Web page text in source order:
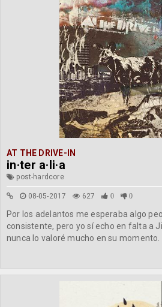
AT THE DRIVE-IN
in·ter a·li·a
post-hardcore
08-05-2017 627 0 0
Por los adelantos me esperaba algo
consistente, pero yo sí echo en falta a
nunca lo valoré mucho en su momento.